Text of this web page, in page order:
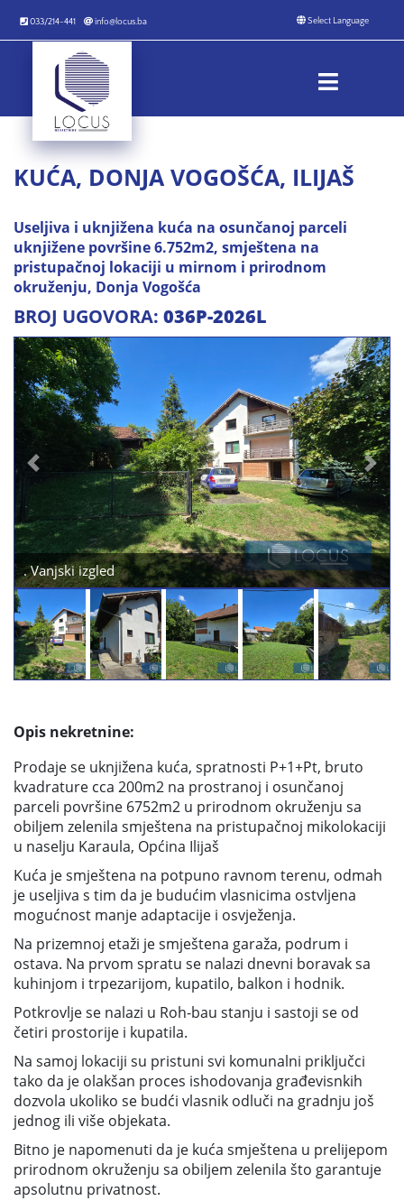
033/214-441 info@locus.ba
KUĆA, DONJA VOGOŠĆA, ILIJAŠ
Useljiva i uknjižena kuća na osunčanoj parceli
uknjižene površine6.752m2, smještena na
pristupačnoj lokaciji u mirnom i prirodnom
okruženju, Donja Vogošća
BROJ UGOVORA: 036P-2026L
. Vanjski izgled
Previous Next
Opis nekretnine:
Prodaje se uknjižena kuća, spratnosti P+1+Pt, bruto
kvadrature cca 200m2 na prostranoj i osunčanoj
parceli površine 6752m2 u prirodnom okruženju sa
obiljem zelenila smještena na pristupačnoj mikolokaciji
u naselju Karaula, Općina Ilijaš
Kuća je smještena na potpuno ravnom terenu, odmah
je useljiva s tim da je budućim vlasnicima ostvljena
mogućnost manje adaptacije i osvježenja.
Na prizemnoj etaži je smještena garaža, podrum i
ostava. Na prvom spratu se nalazi dnevni boravak sa
kuhinjom i trpezarijom, kupatilo, balkon i hodnik.
Potkrovlje se nalazi u Roh-bau stanju i sastoji se od
četiri prostorije i kupatila.
Na samoj lokaciji su pristuni svi komunalni priključci
tako da je olakšan proces ishodovanja građevisnkih
dozvola ukoliko se budći vlasnik odluči na gradnju još
jednog ili više objekata.
Bitno je napomenuti da je kuća smještena u prelijepom
prirodnom okruženju sa obiljem zelenila što garantuje
apsolutnu privatnost.